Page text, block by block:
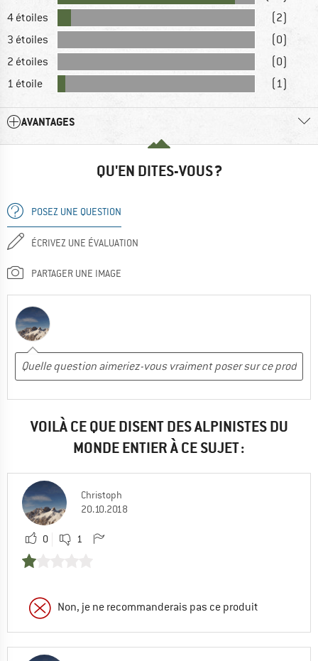
4 étoiles
(2)
3 étoiles
(0)
2 étoiles
(0)
1 étoile
(1)
AVANTAGES
QU'EN DITES-VOUS ?
POSEZ UNE QUESTION
ÉCRIVEZ UNE ÉVALUATION
PARTAGER UNE IMAGE
VOILÀ CE QUE DISENT DES ALPINISTES DU
MONDE ENTIER À CE SUJET :
Christoph
20.10.2018
0 1
Non, je ne recommanderais pas ce produit